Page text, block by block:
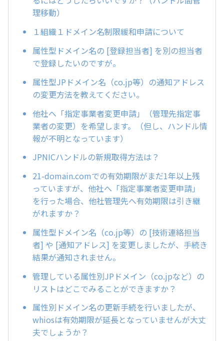
理移動）
１組織１ドメイン名制限緩和申請について
属性型ドメイン名の [登録担当者] を別の担当者
で登録したいのですが。
属性型JPドメイン名（co.jp等）の通知アドレス
の変更方法を教えてください。
他社へ「指定事業者変更申請」（管理先指定事
業者の変更）を希望します。（但し、ハンドル情
報が不明となっています）
JPNICハンドルの新規取得方法は？
21-domain.comでの有効期限がまだ1年以上残
っていますが、他社へ「指定事業者変更申請」
を行った場合、他社管理先へ有効期限は引き継
がれますか？
属性型ドメイン名（co.jp等）の [技術連絡担当
者] や [通知アドレス] を変更しましたが、手続き
結果が通知されません。
管理している属性別JPドメイン（co.jpなど）の
リストはどこでみることができますか？
属性別ドメイン名の更新手続を行いましたが、
whiosは有効期限が延長となっていませんが大丈
夫でしょうか？